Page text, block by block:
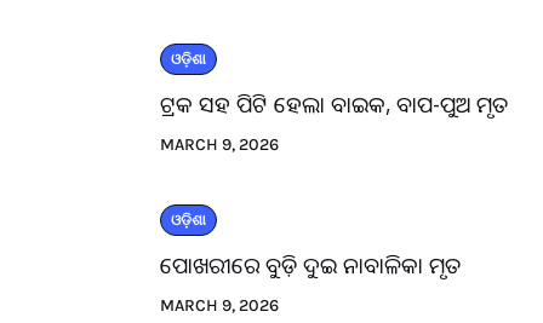
ଓଡ଼ିଶା
ଟ୍ରକ ସହ ପିଟି ହେଲା ବାଇକ, ବାପ-ପୁଅ ମୃତ
MARCH 9, 2026
ଓଡ଼ିଶା
ପୋଖରୀରେ ବୁଡ଼ି ଦୁଇ ନାବାଳିକା ମୃତ
MARCH 9, 2026